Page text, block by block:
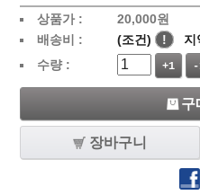
상품가 : 20,000원
배송비 :
(조건) ! 지
수량 :
+1
구
장바구니